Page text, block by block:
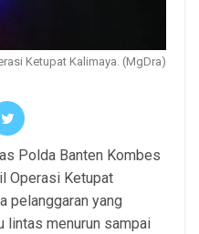
Ketupat Kalimaya. (MgDra)
Polda Banten Kombes
Operasi Ketupat
pelanggaran yang
lintas menurun sampai